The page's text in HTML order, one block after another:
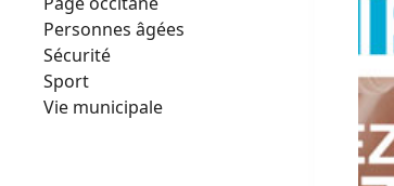
Personnes âgées
Sécurité
Sport
Vie municipale